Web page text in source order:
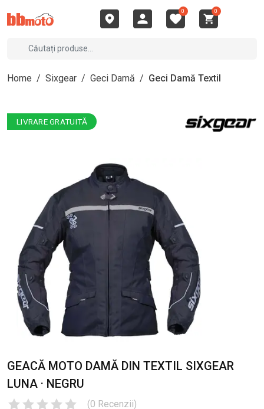
0 0
Home / Sixgear / Geci Damă / Geci Damă Textil
LIVRARE GRATUITĂ
GEACĂ MOTO DAMĂ DIN TEXTIL SIXGEAR
LUNA · NEGRU
(0 Recenzii)